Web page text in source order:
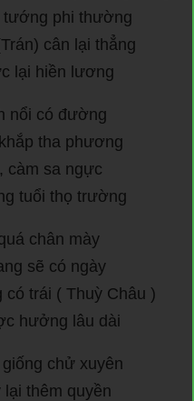
tướng phi thường
cân lại thẳng
lại hiền lương
nổi có đường
tha phương
càm sa ngực
tuổi thọ trường
chân mày
sẽ có ngày
có trái ( Thuỳ Châu )
hưởng lâu dài
chử xuyên
thêm quyền